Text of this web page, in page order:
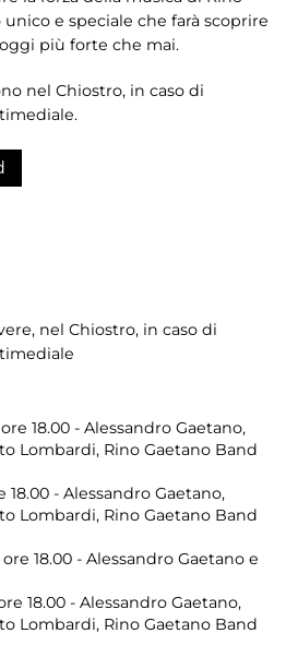
e speciale che farà scoprire
più forte che mai.
nel Chiostro, in caso di
, nel Chiostro, in caso di
18.00 - Alessandro Gaetano,
Lombardi, Rino Gaetano Band
18.00 - Alessandro Gaetano,
Lombardi, Rino Gaetano Band
18.00 - Alessandro Gaetano e
18.00 - Alessandro Gaetano,
Lombardi, Rino Gaetano Band